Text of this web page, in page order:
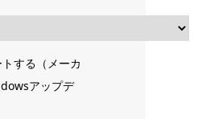
する（メーカ
アップデ